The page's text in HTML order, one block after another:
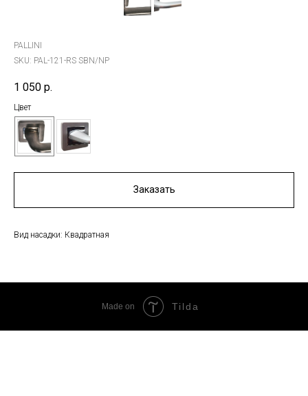
PALLINI
SKU: PAL-121-RS SBN/NP
1 050 р.
Цвет
Заказать
Вид насадки: Квадратная
Made on Tilda